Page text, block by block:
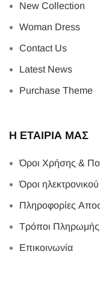
New Collection
Woman Dress
Contact Us
Latest News
Purchase Theme
Η ΕΤΑΙΡΙΑ ΜΑΣ
Όροι Χρήσης &
Όροι
Πληροφορίες
Τρόποι Πληρωμής
Επικοινωνία